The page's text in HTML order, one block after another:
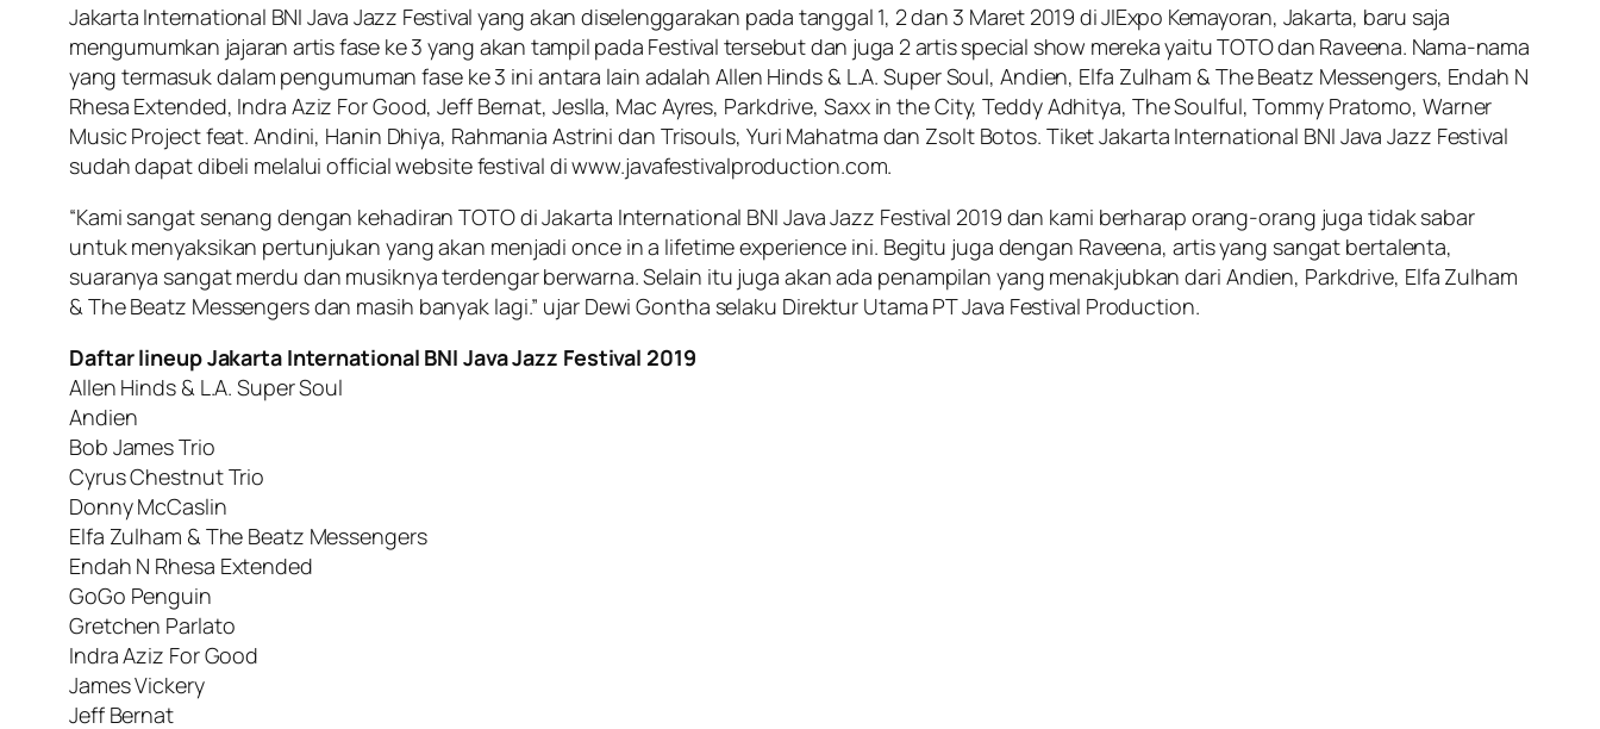
Jakarta International BNI Java Jazz Festival yang akan diselenggarakan pada tanggal 1, 2 dan 3 Maret 2019 di JIExpo Kemayoran, Jakarta, baru saja
mengumumkan jajaran artis fase ke 3 yang akan tampil pada Festival tersebut dan juga 2 artis special show mereka yaitu TOTO dan Raveena. Nama-nama
yang termasuk dalam pengumuman fase ke 3 ini antara lain adalah Allen Hinds & L.A. Super Soul, Andien, Elfa Zulham & The Beatz Messengers, Endah N
Rhesa Extended, Indra Aziz For Good, Jeff Bernat, Jeslla, Mac Ayres, Parkdrive, Saxx in the City, Teddy Adhitya, The Soulful, Tommy Pratomo, Warner
Music Project feat. Andini, Hanin Dhiya, Rahmania Astrini dan Trisouls, Yuri Mahatma dan Zsolt Botos. Tiket Jakarta International BNI Java Jazz Festival
sudah dapat dibeli melalui official website festival di www.javafestivalproduction.com.
“Kami sangat senang dengan kehadiran TOTO di Jakarta International BNI Java Jazz Festival 2019 dan kami berharap orang-orang juga tidak sabar
untuk menyaksikan pertunjukan yang akan menjadi once in a lifetime experience ini. Begitu juga dengan Raveena, artis yang sangat bertalenta,
suaranya sangat merdu dan musiknya terdengar berwarna. Selain itu juga akan ada penampilan yang menakjubkan dari Andien, Parkdrive, Elfa Zulham
& The Beatz Messengers dan masih banyak lagi.” ujar Dewi Gontha selaku Direktur Utama PT Java Festival Production.
Daftar lineup Jakarta International BNI Java Jazz Festival 2019
Allen Hinds & L.A. Super Soul
Andien
Bob James Trio
Cyrus Chestnut Trio
Donny McCaslin
Elfa Zulham & The Beatz Messengers
Endah N Rhesa Extended
GoGo Penguin
Gretchen Parlato
Indra Aziz For Good
James Vickery
Jeff Bernat